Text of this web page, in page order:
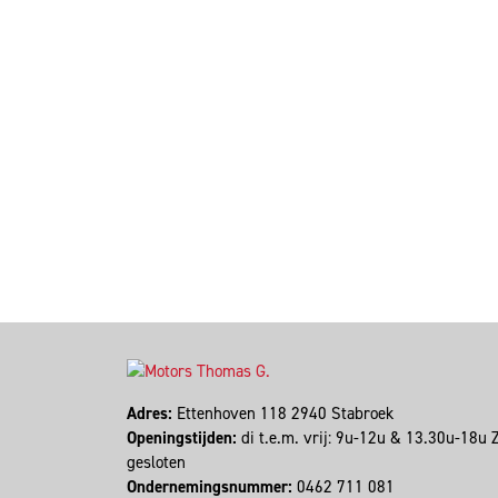
Adres: Ettenhoven 118 2940 Stabroek
Openingstijden: di t.e.m. vrij: 9u-12u & 13.30u-18u
gesloten
Ondernemingsnummer: 0462 711 081